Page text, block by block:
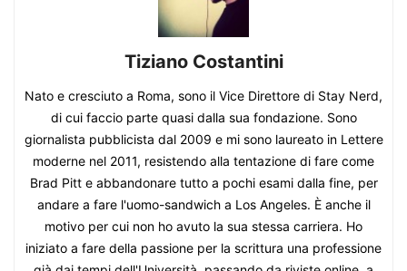
Tiziano Costantini
Nato e cresciuto a Roma, sono il Vice Direttore di Stay Nerd,
di cui faccio parte quasi dalla sua fondazione. Sono
giornalista pubblicista dal 2009 e mi sono laureato in Lettere
moderne nel 2011, resistendo alla tentazione di fare come
Brad Pitt e abbandonare tutto a pochi esami dalla fine, per
andare a fare l'uomo-sandwich a Los Angeles. È anche il
motivo per cui non ho avuto la sua stessa carriera. Ho
iniziato a fare della passione per la scrittura una professione